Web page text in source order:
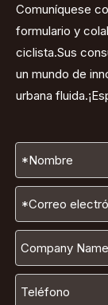
Comuníquese
formulario y
ciclista.Sus
un mundo de
urbana